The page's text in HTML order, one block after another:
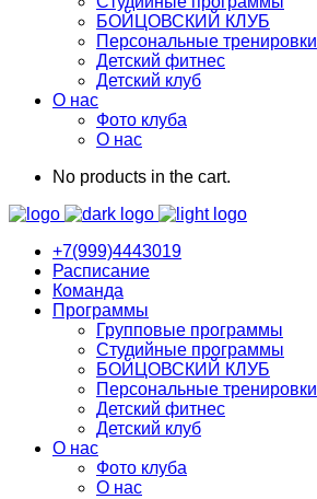
БОЙЦОВСКИЙ КЛУБ
Персональные тренировки
Детский фитнес
Детский клуб
О нас
Фото клуба
О нас
No products in the cart.
+7(999)4443019
Расписание
Команда
Программы
Групповые программы
Студийные программы
БОЙЦОВСКИЙ КЛУБ
Персональные тренировки
Детский фитнес
Детский клуб
О нас
Фото клуба
О нас